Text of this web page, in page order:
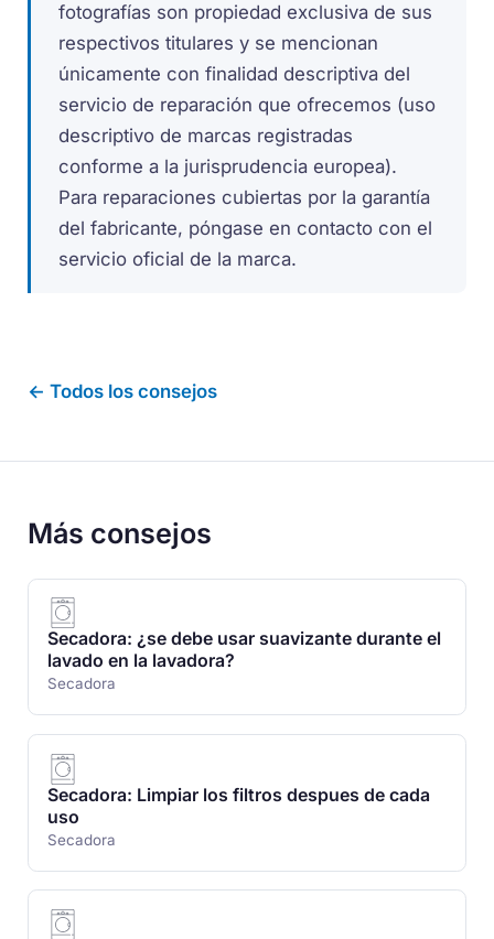
fotografías son propiedad exclusiva de sus
respectivos titulares y se mencionan
únicamente con finalidad descriptiva del
servicio de reparación que ofrecemos (uso
descriptivo de marcas registradas
conforme a la jurisprudencia europea).
Para reparaciones cubiertas por la garantía
del fabricante, póngase en contacto con el
servicio oficial de la marca.
← Todos los consejos
Más consejos
Secadora: ¿se debe usar suavizante durante el
lavado en la lavadora?
Secadora
Secadora: Limpiar los filtros despues de cada
uso
Secadora